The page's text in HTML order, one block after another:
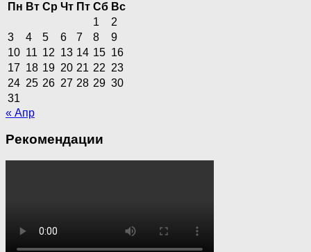
Пн Вт Ср Чт Пт Сб Вс
1
2
3
4 5 6 7 8
9
10 11 12 13 14 15 16
17 18 19 20 21 22 23
24 25 26 27 28 29 30
31
« Апр
Рекомендации